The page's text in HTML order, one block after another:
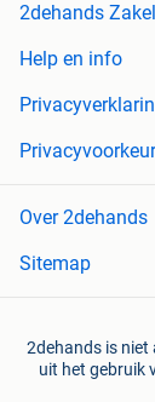
2dehands
Help en info
Over 2dehands
Sitemap
2dehands is
uit het gebruik